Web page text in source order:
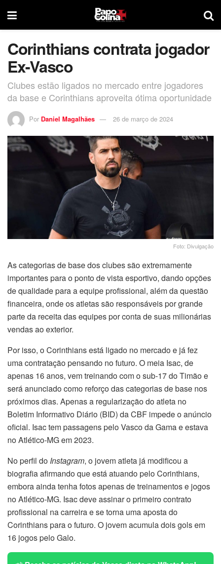
Corinthians contrata jogador
Ex-Vasco
Clubes estão ligados no mercado entre jogadores
da base e Corinthians aproveita ótima oportunidade
Por Daniel Magalhães 26 de março de 2024
Foto: Divulgação
As categorias de base dos clubes são extremamente
importantes para o ponto de vista esportivo, dando opções
de qualidade para a equipe profissional, além da questão
financeira, onde os atletas são responsáveis por grande
parte da receita das equipes por conta de suas milionárias
vendas ao exterior.
Por isso, o Corinthians está ligado no mercado e já fez
uma contratação pensando no futuro. O meia Isac, de
apenas 16 anos, vem treinando com o sub-17 do Timão e
será anunciado como reforço das categorias de base nos
próximos dias. Apenas a regularização do atleta no
Boletim Informativo Diário (BID) da CBF impede o anúncio
oficial. Isac tem passagens pelo Vasco da Gama e estava
no Atlético-MG em 2023.
No perfil do Instagram, o jovem atleta já modificou a
biografia afirmando que está atuando pelo Corinthians,
embora ainda tenha fotos apenas de treinamentos e jogos
no Atlético-MG. Isac deve assinar o primeiro contrato
profissional na carreira e se torna uma aposta do
Corinthians para o futuro. O jovem acumula dois gols em
16 jogos pelo Galo.